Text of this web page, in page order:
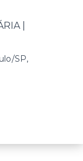
|
SP,